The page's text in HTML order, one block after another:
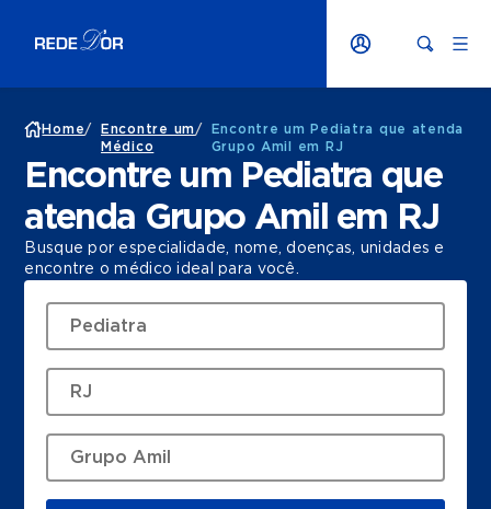
Home/
Encontre um
Médico
/
Encontre um Pediatra que atenda
Grupo Amil em RJ
Encontre um Pediatra que
atenda Grupo Amil em RJ
Busque por especialidade, nome, doenças, unidades e
encontre o médico ideal para você.